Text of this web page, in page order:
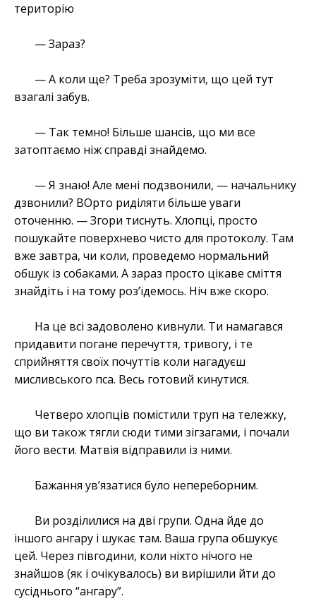
територію
— Зараз?
— А коли ще? Треба зрозуміти, що цей тут
взагалі забув.
— Так темно! Більше шансів, що ми все
затоптаємо ніж справді знайдемо.
— Я знаю! Але мені подзвонили, — начальнику
дзвонили? ВОрто риділяти більше уваги
оточенню. — Згори тиснуть. Хлопці, просто
пошукайте поверхнево чисто для протоколу. Там
вже завтра, чи коли, проведемо нормальний
обшук із собаками. А зараз просто цікаве сміття
знайдіть і на тому роз’їдемось. Ніч вже скоро.
На це всі задоволено кивнули. Ти намагався
придавити погане перечуття, тривогу, і те
сприйняття своїх почуттів коли нагадуєш
мисливського пса. Весь готовий кинутися.
Четверо хлопців помістили труп на тележку,
що ви також тягли сюди тими зігзагами, і почали
його вести. Матвія відправили із ними.
Бажання ув’язатися було непереборним.
Ви розділилися на дві групи. Одна йде до
іншого ангару і шукає там. Ваша група обшукує
цей. Через півгодини, коли ніхто нічого не
знайшов (як і очікувалось) ви вирішили йти до
сусіднього “ангару”.